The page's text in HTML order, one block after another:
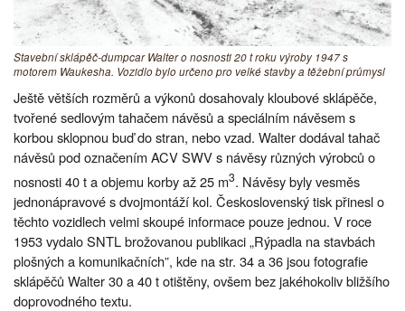
Stavební sklápěč-dumpcar Walter o nosnosti 20 t roku výroby 1947 s
motorem Waukesha. Vozidlo bylo určeno pro velké stavby a těžební průmysl
Ještě větších rozměrů a výkonů dosahovaly kloubové sklápěče,
tvořené sedlovým tahačem návěsů a speciálním návěsem s
korbou sklopnou buď do stran, nebo vzad. Walter dodával tahač
návěsů pod označením ACV SWV s návěsy různých výrobců o
nosnosti 40 t a objemu korby až 25 m3. Návěsy byly vesměs
jednonápravové s dvojmontáží kol. Československý tisk přinesl o
těchto vozidlech velmi skoupé informace pouze jednou. V roce
1953 vydalo SNTL brožovanou publikaci „Rýpadla na stavbách
plošných a komunikačních”, kde na str. 34 a 36 jsou fotografie
sklápěčů Walter 30 a 40 t otištěny, ovšem bez jakéhokoliv bližšího
doprovodného textu.